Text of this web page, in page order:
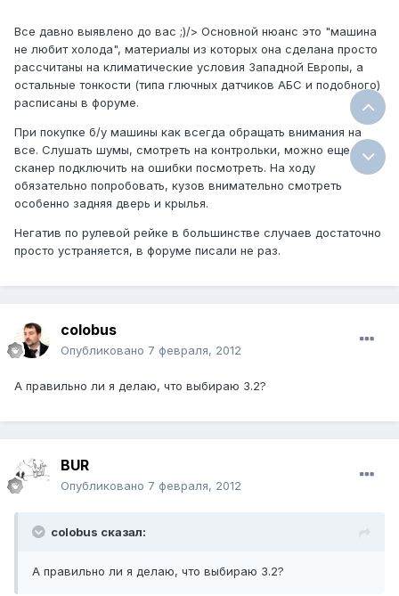
Все давно выявлено до вас ;)/> Основной нюанс это "машина
не любит холода", материалы из которых она сделана просто
рассчитаны на климатические условия Западной Европы, а
остальные тонкости (типа глючных датчиков АБС и подобного)
расписаны в форуме.
При покупке б/у машины как всегда обращать внимания на
все. Слушать шумы, смотреть на контрольки, можно еще
сканер подключить на ошибки посмотреть. На ходу
обязательно попробовать, кузов внимательно смотреть
особенно задняя дверь и крылья.
Негатив по рулевой рейке в большинстве случаев достаточно
просто устраняется, в форуме писали не раз.
colobus
Опубликовано 7 февраля, 2012
А правильно ли я делаю, что выбираю 3.2?
BUR
Опубликовано 7 февраля, 2012
colobus сказал:
А правильно ли я делаю, что выбираю 3.2?